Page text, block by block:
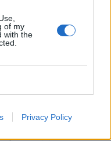
of my
with the
Privacy Policy
επενδύει 75 εκατ.
στην KG Mobility